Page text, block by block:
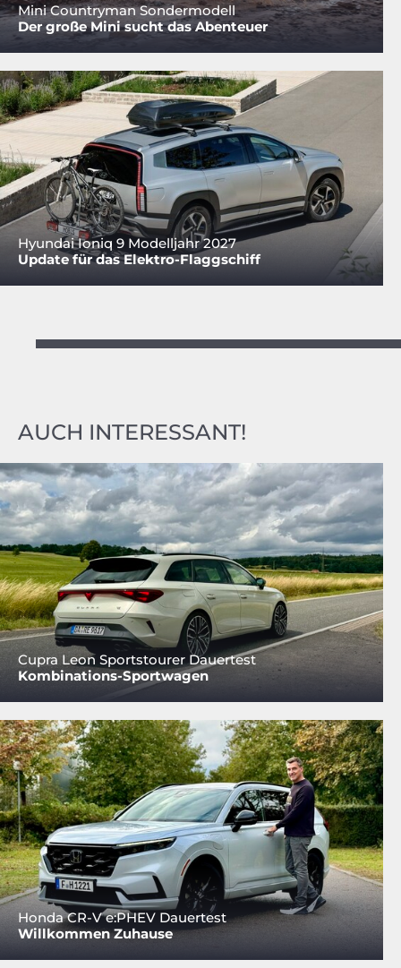
Mini Countryman Sondermodell
Der große Mini sucht das Abenteuer
Hyundai Ioniq 9 Modelljahr 2027
Update für das Elektro-Flaggschiff
AUCH INTERESSANT!
Cupra Leon Sportstourer Dauertest
Kombinations-Sportwagen
Honda CR-V e:PHEV Dauertest
Willkommen Zuhause